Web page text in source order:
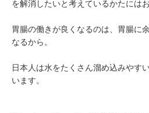
を解消したいと考えているかたには
胃腸の働きが良くなるのは、胃腸に
なるから。
日本人は水をたくさん溜め込みやす
います。